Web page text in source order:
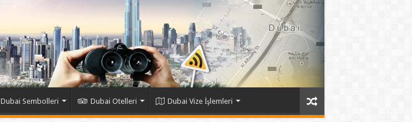
Dubai Sembolleri Dubai Otelleri Dubai Vize İşlemleri